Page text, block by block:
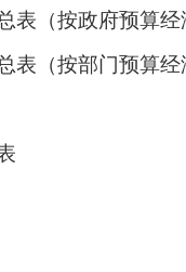
表（按政府预算经
表（按部门预算经